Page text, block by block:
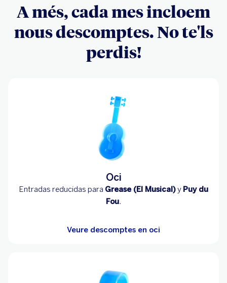
A més, cada mes incloem
nous descomptes. No te'ls
perdis!
Oci
Entradas reducidas para Grease (El Musical)y Puy du
Fou.
Veure descomptes en oci